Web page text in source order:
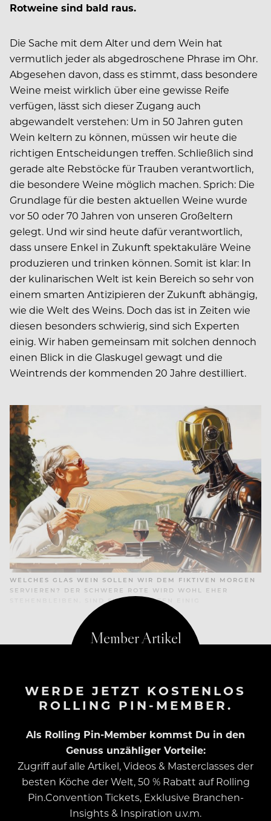
Rotweine sind bald raus.
Die Sache mit dem Alter und dem Wein hat
vermutlich jeder als abgedroschene Phrase im Ohr.
Abgesehen davon, dass es stimmt, dass besondere
Weine meist wirklich über eine gewisse Reife
verfügen, lässt sich dieser Zugang auch
abgewandelt verstehen: Um in 50 Jahren guten
Wein keltern zu können, müssen wir heute die
richtigen Entscheidungen treffen. Schließlich sind
gerade alte Rebstöcke für Trauben verantwortlich,
die besondere Weine möglich machen. Sprich: Die
Grundlage für die besten aktuellen Weine wurde
vor 50 oder 70 Jahren von unseren Großeltern
gelegt. Und wir sind heute dafür verantwortlich,
dass unsere Enkel in Zukunft spektakuläre Weine
produzieren und trinken können. Somit ist klar: In
der kulinarischen Welt ist kein Bereich so sehr von
einem smarten Antizipieren der Zukunft abhängig,
wie die Welt des Weins. Doch das ist in Zeiten wie
diesen besonders schwierig, sind sich Experten
einig. Wir haben gemeinsam mit solchen dennoch
einen Blick in die Glaskugel gewagt und die
Weintrends der kommenden 20 Jahre destilliert.
WELCHES GLAS WEIN SOLLEN WIR DEM FIKTIVEN MORGEN
SERVIEREN? DER SCHWERE ROTE WIRD WOHL EHER
STEHENBLEIBEN, SIND SICH EXPERTEN EINIG
WERDE JETZT KOSTENLOS
ROLLING PIN-MEMBER.
Als Rolling Pin-Member kommst Du in den
Genuss unzähliger Vorteile:
Zugriff auf alle Artikel, Videos & Masterclasses der
besten Köche der Welt, 50 % Rabatt auf Rolling
Pin.Convention Tickets, Exklusive Branchen-
Insights & Inspiration u.v.m.